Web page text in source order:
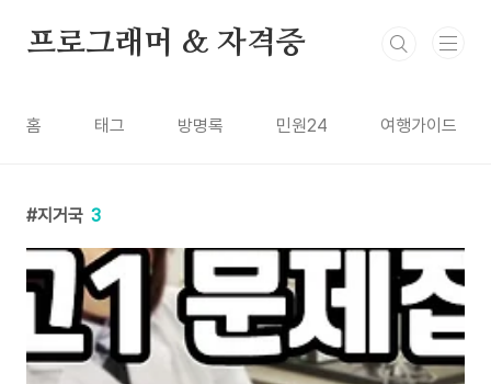
프로그래머 & 자격증
홈 태그 방명록 민원24 여행가이드
지거국 3